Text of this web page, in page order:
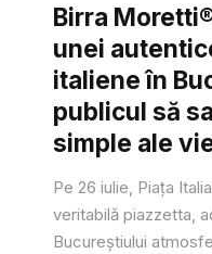
Birra
unei
italiene în
publicul să
simple ale
Pe 26 iulie, Piața
veritabilă piazzetta,
Bucureștiului